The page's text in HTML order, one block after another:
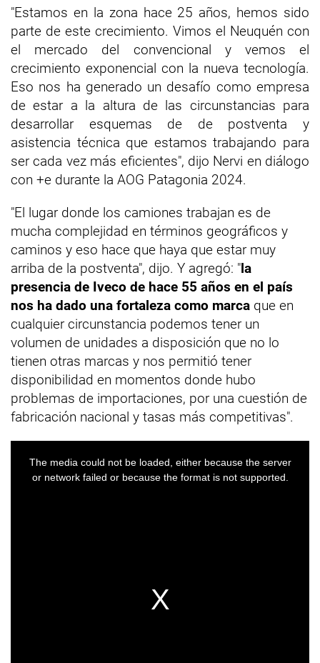
"Estamos en la zona hace 25 años, hemos sido
parte de este crecimiento. Vimos el Neuquén con
el mercado del convencional y vemos el
crecimiento exponencial con la nueva tecnología.
Eso nos ha generado un desafío como empresa
de estar a la altura de las circunstancias para
desarrollar esquemas de de postventa y
asistencia técnica que estamos trabajando para
ser cada vez más eficientes", dijo Nervi en diálogo
con +e durante la AOG Patagonia 2024.
"El lugar donde los camiones trabajan es de
mucha complejidad en términos geográficos y
caminos y eso hace que haya que estar muy
arriba de la postventa", dijo. Y agregó: "la
presencia de Iveco de hace 55 años en el país
nos ha dado una fortaleza como marca que en
cualquier circunstancia podemos tener un
volumen de unidades a disposición que no lo
tienen otras marcas y nos permitió tener
disponibilidad en momentos donde hubo
problemas de importaciones, por una cuestión de
fabricación nacional y tasas más competitivas".